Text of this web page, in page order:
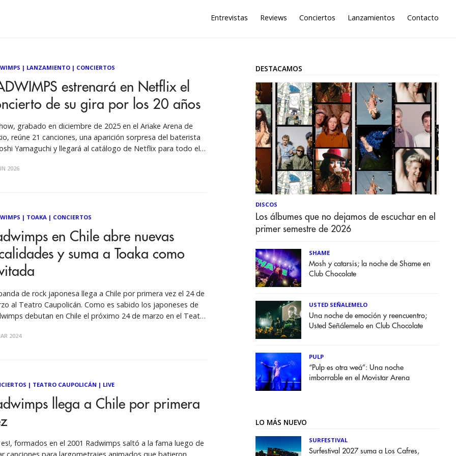
Entrevistas Reviews Conciertos Lanzamientos Contacto
| LANZAMIENTO| CONCIERTOS
estrenará en Netflix el
de su gira por los 20 años
grabado en diciembre de 2025 en el Ariake Arena de
reúne 21 canciones, una aparición sorpresa del baterista
Yamaguchi y llegará al catálogo de Netflix para todo el
mundial de RADWIMPS 20th ANNIVERSARY LIVE TOUR
2026
| TOAKA| CONCIERTOS
en Chile abre nuevas
y suma a Toaka como
de rock japonesa llega a Chile por primera vez el 24 de
al Teatro Caupolicán. Como es sabido los japoneses de
debutan en Chile el próximo 24 de marzo en el Teatro
And the
2024
| TEATRO CAUPOLICÁN | LIVE
llega a Chile por primera
es!, formados en el 2001 Radwimps saltó a la fama luego de
DESTACAMOS
DISCOS
Los álbumes que no dejamos de escuchar en el
primer semestre de 2026
SHAME
Mosh y catarsis; la noche de Shame en
Club Chocolate
USTED SEÑALEMELO
Una noche de emoción y reencuentro;
Usted Señálemelo en Club Chocolate
PULP
“Pulp es otra weá”: Una noche
imborrable en el Movistar Arena
LO MÁS NUEVO
SURFESTIVAL
Surfestival 2027 suma a Los Cafres,